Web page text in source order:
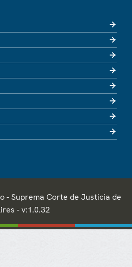
- Suprema Corte de Justicia de
- v:1.0.32